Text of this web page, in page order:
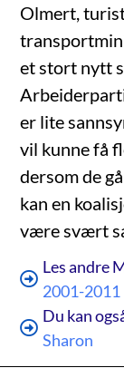
Olmert,
et stort nytt
er lite
vil kunne få
dersom de
kan en
være svært
Les andre
2001-2011
Du kan
Sharon